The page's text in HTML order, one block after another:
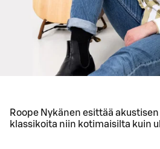
Roope Nykänen esittää
klassikoita niin kotimaisilta kuin